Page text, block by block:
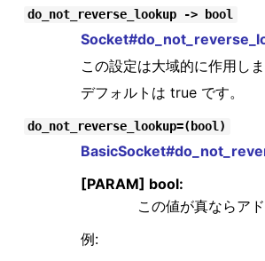
do_not_reverse_lookup -> bool
この設定は大域的に作用しま
デフォルトは true です。
do_not_reverse_lookup=(bool)
[PARAM] bool:
この値が真ならア
例: